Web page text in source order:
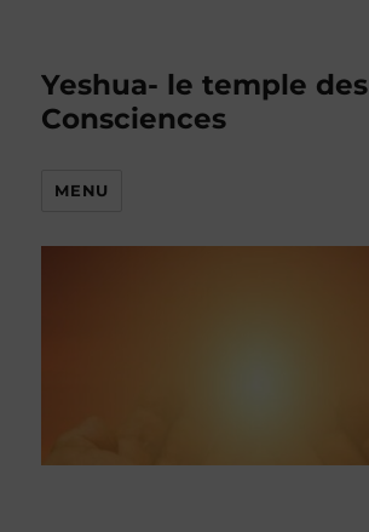
Yeshua- le temple des
Consciences
MENU